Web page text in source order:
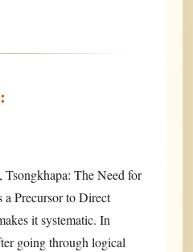
Tsongkhapa: The Need for
a Precursor to Direct
it systematic. In
going through logical